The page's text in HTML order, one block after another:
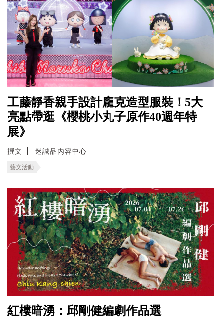
工藤靜香親手設計龐克造型服裝！5大
亮點帶逛《櫻桃小丸子原作40週年特
展》
撰文 迷誠品內容中心
藝文活動
紅樓暗湧：邱剛健編劇作品選